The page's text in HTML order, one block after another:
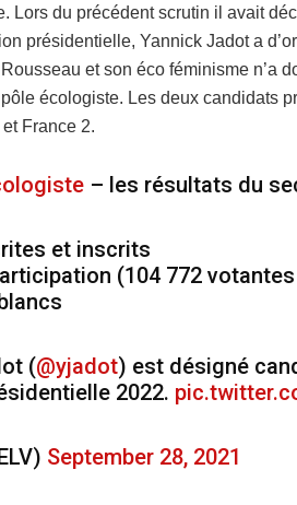
Lors du précédent scrutin il avait
présidentielle, Yannick Jadot a
et son éco féminisme n’a
écologiste. Les deux candidats
France 2.
– les résultats du
et inscrits
(104 772
(@yjadot) est désigné
2022.
September 28, 2021